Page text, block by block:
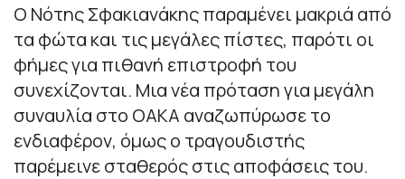
Ο Νότης Σφακιανάκης παραμένει μακριά από
τα φώτα και τις μεγάλες πίστες, παρότι οι
φήμες για πιθανή επιστροφή του
συνεχίζονται. Μια νέα πρόταση για μεγάλη
συναυλία στο ΟΑΚΑ αναζωπύρωσε το
ενδιαφέρον, όμως ο τραγουδιστής
παρέμεινε σταθερός στις αποφάσεις του.